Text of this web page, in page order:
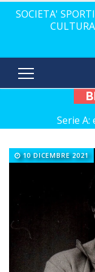
SOCIETA'
Serie
Calcio a
Europei
Calcio a 5:
La Lazio
Rugby, il
10 DICEMBRE 2021